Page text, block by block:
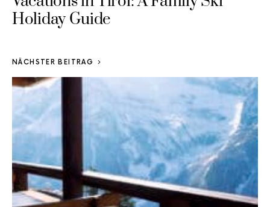
Holiday Guide
NÄCHSTER BEITRAG